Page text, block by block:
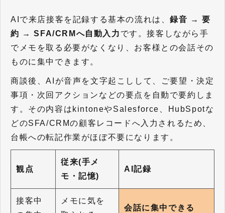
AIで来店接客を記録する基本の流れは、録音 → 要
約 → SFA/CRMへ自動入力 です。接客しながら手
でメモを取る必要がなくなり、お客様との会話その
ものに集中できます。
商談後、AIが音声を文字起こしして、ご要望・決定
事項・次回アクションなどの要点を自動で要約しま
す。その内容はkintoneやSalesforce、HubSpotな
どのSFA/CRMの顧客レコードへ入力されるため、
台帳への転記作業がほぼ不要になります。
観点
従来(手メ
モ・記憶)
AI記録
接客中
メモに気を
会話に集中できる